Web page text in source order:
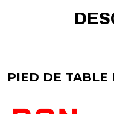
PIED DE TABLE